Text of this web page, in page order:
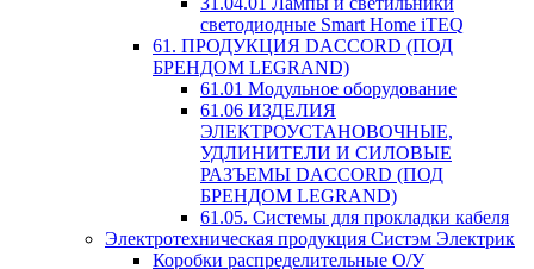
светодиодные Smart Home iTEQ
61. ПРОДУКЦИЯ DACCORD (ПОД
БРЕНДОМ LEGRAND)
61.01 Модульное оборудование
61.06 ИЗДЕЛИЯ
ЭЛЕКТРОУСТАНОВОЧНЫЕ,
УДЛИНИТЕЛИ И СИЛОВЫЕ
РАЗЪЕМЫ DACCORD (ПОД
БРЕНДОМ LEGRAND)
61.05. Системы для прокладки кабеля
Электротехническая продукция Систэм Электрик
Коробки распределительные О/У